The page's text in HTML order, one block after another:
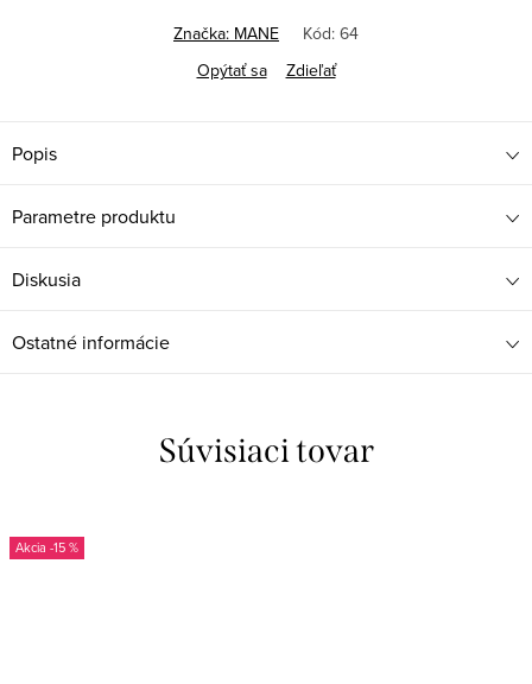
Značka: MANE Kód: 64
Opýtať sa
Zdieľať
Popis
Parametre produktu
Diskusia
Ostatné informácie
Súvisiaci tovar
-15 %